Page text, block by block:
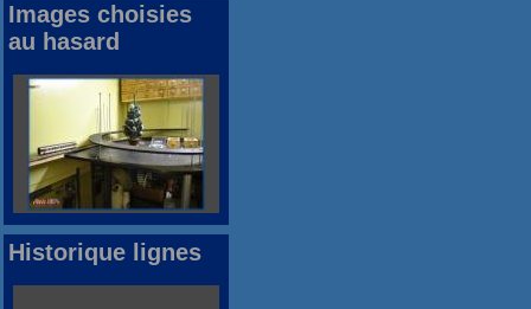
Images choisies
au hasard
Historique lignes